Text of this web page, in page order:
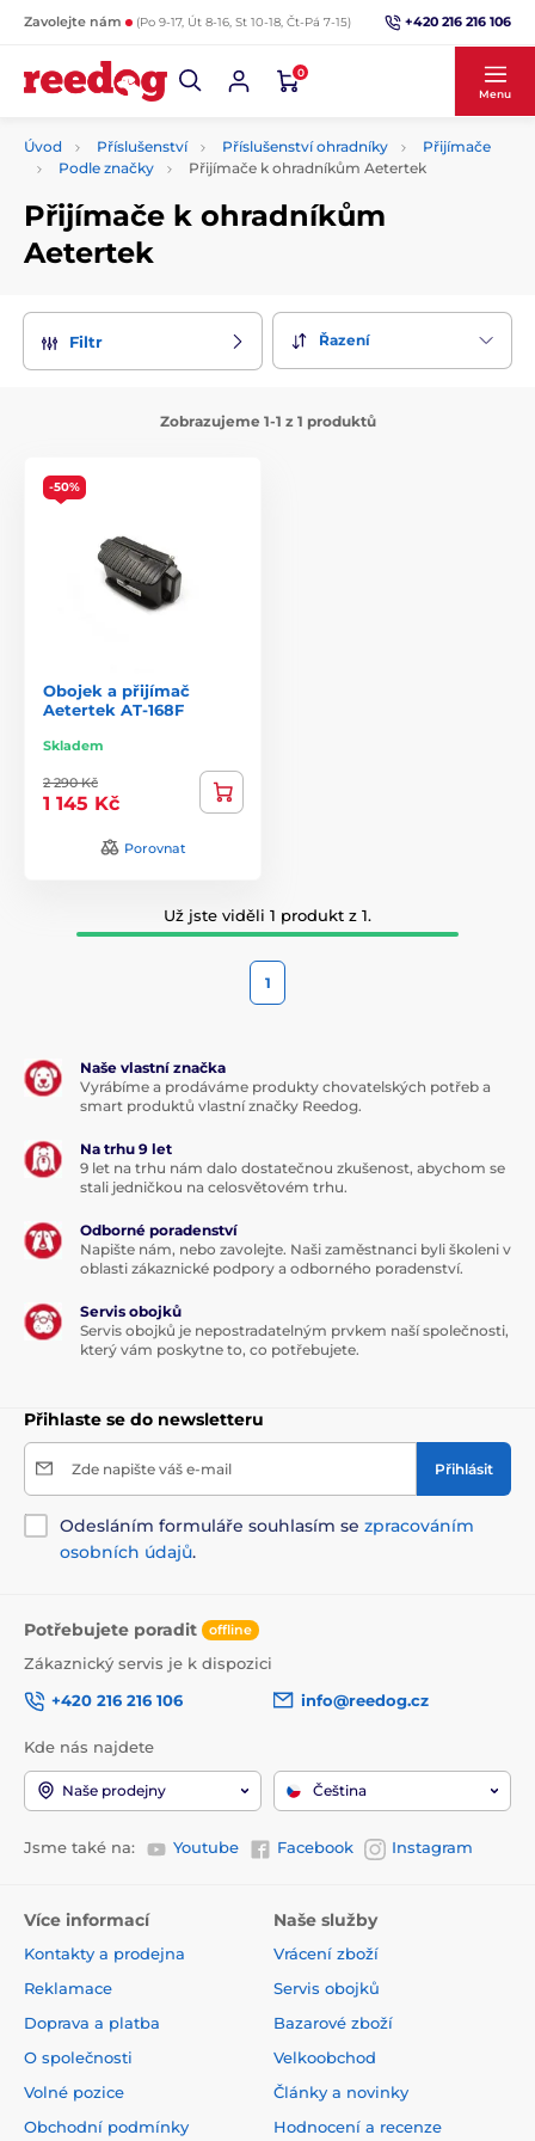
Zavolejte nám (Po 9-17, Út 8-16, St 10-18, Čt-Pá 7-15) +420 216 216 106
0
Menu
Úvod Příslušenství Příslušenství ohradníky
Přijímače
Podle značky
Přijímače k ohradníkům Aetertek
Přijímače k ohradníkům
Aetertek
Filtr Řazení
Zobrazujeme 1-1 z 1 produktů
-50%
Obojek a přijímač
Aetertek AT-168F
Skladem
2 290 Kč
1 145 Kč
Porovnat
Už jste viděli 1 produkt z 1.
1
Naše vlastní značka
Vyrábíme a prodáváme produkty chovatelských potřeb a
smart produktů vlastní značky Reedog.
Na trhu 9 let
9 let na trhu nám dalo dostatečnou zkušenost, abychom se
stali jedničkou na celosvětovém trhu.
Odborné poradenství
Napište nám, nebo zavolejte. Naši zaměstnanci byli školeni v
oblasti zákaznické podpory a odborného poradenství.
Servis obojků
Servis obojků je nepostradatelným prvkem naší společnosti,
který vám poskytne to, co potřebujete.
Přihlaste se do newsletteru
Zde napište váš e-mail Přihlásit
Odesláním formuláře souhlasím se zpracováním
osobních údajů.
Potřebujete poradit offline
Zákaznický servis je k dispozici
+420 216 216 106
info@reedog.cz
Kde nás najdete
Naše prodejny Čeština
Jsme také na: Youtube Facebook Instagram
Více informací
Kontakty a prodejna
Reklamace
Doprava a platba
O společnosti
Volné pozice
Obchodní podmínky
Naše služby
Vrácení zboží
Servis obojků
Bazarové zboží
Velkoobchod
Články a novinky
Hodnocení a recenze